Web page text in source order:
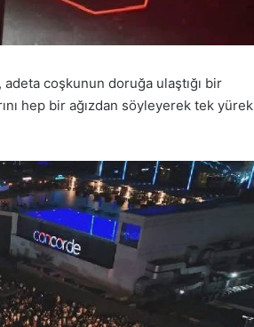
coşkunun doruğa ulaştığı bir
hep bir ağızdan söyleyerek tek yürek